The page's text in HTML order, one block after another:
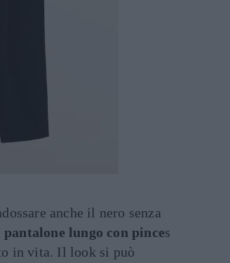
anche il nero senza
pantalone lungo con pinces
in vita. Il look si può